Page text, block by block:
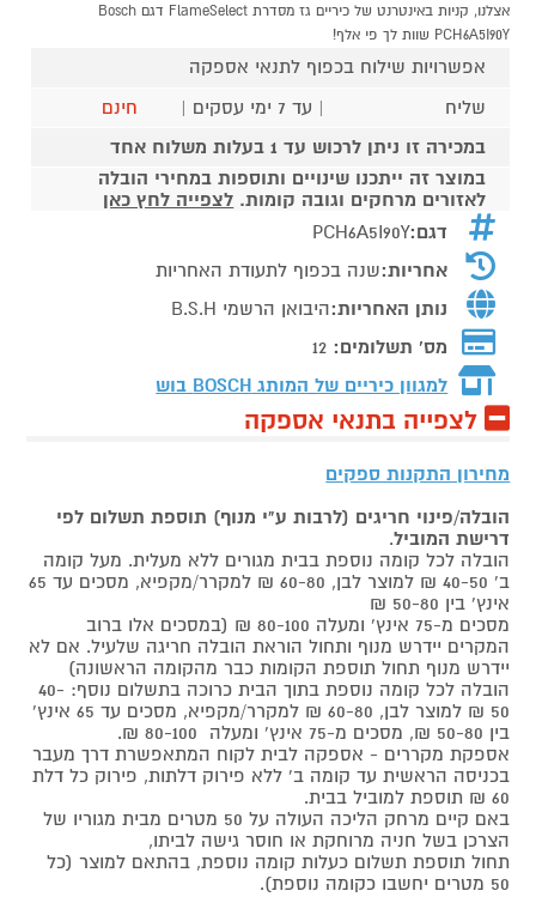
אצלנו, קניות באינטרנט של כיריים גז מסדרת FlameSelect דגם Bosch
PCH6A5I90Y שוות לך פי אלף!
אפשרויות שילוח בכפוף לתנאי אספקה
שליח
| עד 7 ימי עסקים |
חינם
במכירה זו ניתן לרכוש עד 1 בעלות משלוח אחד
במוצר זה ייתכנו שינויים ותוספות במחירי הובלה
לאזורים מרחקים וגובה קומות. לצפייה לחץ כאן
דגם:PCH6A5I90Y
אחריות:שנה בכפוף לתעודת האחריות
נותן האחריות:היבואן הרשמי B.S.H
מס' תשלומים: 12
למגוון כיריים של המותג BOSCH בוש
לצפייה בתנאי אספקה
מחירון התקנות ספקים
הובלה/פינוי חריגים (לרבות ע"י מנוף) תוספת תשלום לפי
דרישת המוביל.
הובלה לכל קומה נוספת בבית מגורים ללא מעלית. מעל קומה
ב' 40-50 ₪ למוצר לבן, 60-80 ₪ למקרר/מקפיא, מסכים עד 65
אינץ' בין 50-80 ₪
מסכים מ-75 אינץ' ומעלה 80-100 ₪ (במסכים אלו ברוב
המקרים יידרש מנוף ותחול הוראת הובלה חריגה שלעיל. אם לא
יידרש מנוף תחול תוספת הקומות כבר מהקומה הראשונה)
הובלה לכל קומה נוספת בתוך הבית כרוכה בתשלום נוסף: 40-
50 ₪ למוצר לבן, 60-80 ₪ למקרר/מקפיא, מסכים עד 65 אינץ'
בין 50-80 ₪, מסכים מ-75 אינץ' ומעלה 80-100 ₪.
אספקת מקררים - אספקה לבית לקוח המתאפשרת דרך מעבר
בכניסה הראשית עד קומה ב' ללא פירוק דלתות, פירוק כל דלת
60 ₪ תוספת למוביל בבית.
באם קיים מרחק הליכה העולה על 50 מטרים מבית מגוריו של
הצרכן בשל חניה מרוחקת או חוסר גישה לביתו,
תחול תוספת תשלום כעלות קומה נוספת, בהתאם למוצר (כל
50 מטרים יחשבו כקומה נוספת).